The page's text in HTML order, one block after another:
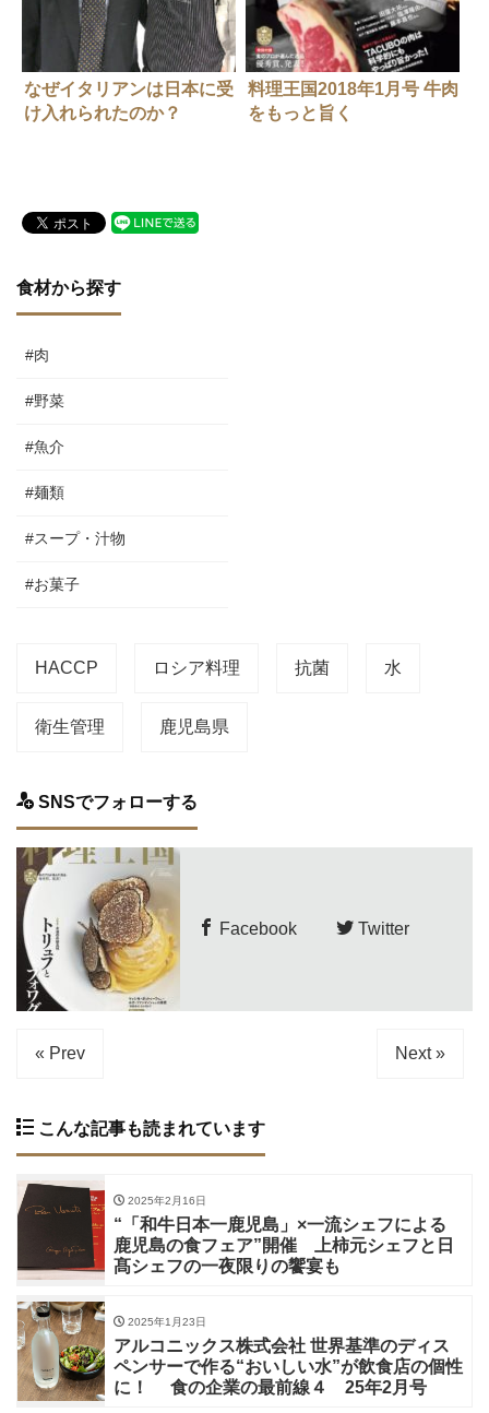
なぜイタリアンは日本に受
け入れられたのか？
料理王国2018年1月号 牛肉
をもっと旨く
食材から探す
#肉
#野菜
#魚介
#麺類
#スープ・汁物
#お菓子
HACCP ロシア料理 抗菌 水
衛生管理 鹿児島県
SNSでフォローする
Facebook Twitter
« Prev Next »
こんな記事も読まれています
2025年2月16日
“「和牛日本一鹿児島」×一流シェフによる
鹿児島の食フェア”開催 上柿元シェフと日
髙シェフの一夜限りの饗宴も
2025年1月23日
アルコニックス株式会社 世界基準のディス
ペンサーで作る“おいしい水”が飲食店の個性
に！ 食の企業の最前線４ 25年2月号